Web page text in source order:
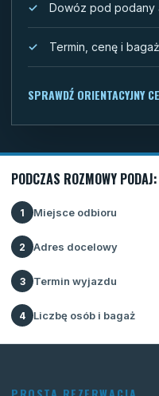
Dowóz pod
Termin, cenę i
SPRAWDŹ ORIENTACYJNY
PODCZAS ROZMOWY PODAJ:
1 Miejsce odbioru
2 Adres docelowy
3 Termin wyjazdu
4 Liczbę osób i bagaż